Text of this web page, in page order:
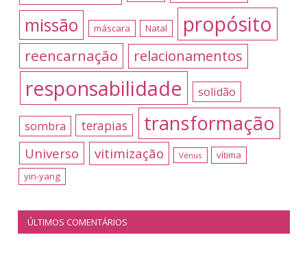
missão máscara Natal propósito
reencarnação relacionamentos
responsabilidade solidão
sombra terapias transformação
Universo vitimização Vénus
vítima
yin-yang
ÚLTIMOS COMENTÁRIOS